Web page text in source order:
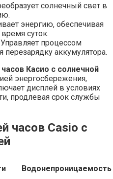
солнечный свет в
энергию, обеспечивая
суток.
Управляет процессом
перезарядку аккумулятора.
часов Касио с солнечной
энергосбережения,
дисплей в условиях
продлевая срок службы
часов Casio с
Водонепроницаемость